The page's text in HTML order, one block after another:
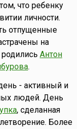
что ребенку
личности.
отпущенные
на
Антон
.
- активный и
людей. День
, сделанная
Более